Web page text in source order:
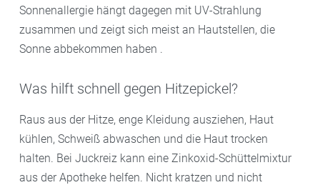
Sonnenallergie hängt dagegen mit UV-Strahlung
zusammen und zeigt sich meist an Hautstellen, die
Sonne abbekommen haben .
Was hilft schnell gegen Hitzepickel?
Raus aus der Hitze, enge Kleidung ausziehen, Haut
kühlen, Schweiß abwaschen und die Haut trocken
halten. Bei Juckreiz kann eine Zinkoxid-Schüttelmixtur
aus der Apotheke helfen. Nicht kratzen und nicht